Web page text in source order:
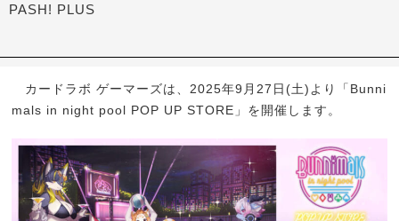
PASH! PLUS
カードラボ ゲーマーズは、2025年9月27日(土)より「Bunni
mals in night pool POP UP STORE」を開催します。